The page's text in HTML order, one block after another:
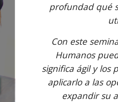
profundad qué
Con este
Humanos
significa ágil y los
aplicarlo a las
expandir su